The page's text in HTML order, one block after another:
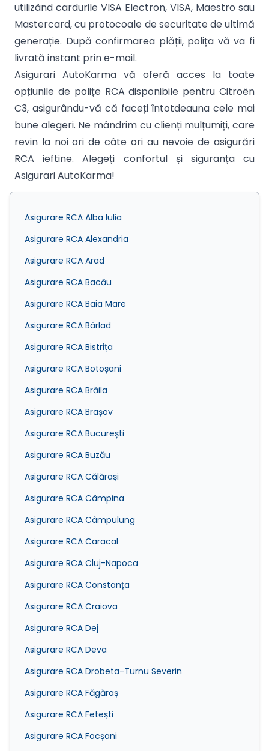
utilizând cardurile VISA Electron, VISA, Maestro sau
Mastercard, cu protocoale de securitate de ultimă
generație. După confirmarea plății, polița vă va fi
livrată instant prin e-mail.
Asigurari AutoKarma vă oferă acces la toate
opțiunile de polițe RCA disponibile pentru Citroën
C3, asigurându-vă că faceți întotdeauna cele mai
bune alegeri. Ne mândrim cu clienți mulțumiți, care
revin la noi ori de câte ori au nevoie de asigurări
RCA ieftine. Alegeți confortul și siguranța cu
Asigurari AutoKarma!
Asigurare RCA Alba Iulia
Asigurare RCA Alexandria
Asigurare RCA Arad
Asigurare RCA Bacău
Asigurare RCA Baia Mare
Asigurare RCA Bârlad
Asigurare RCA Bistrița
Asigurare RCA Botoșani
Asigurare RCA Brăila
Asigurare RCA Brașov
Asigurare RCA București
Asigurare RCA Buzău
Asigurare RCA Călărași
Asigurare RCA Câmpina
Asigurare RCA Câmpulung
Asigurare RCA Caracal
Asigurare RCA Cluj-Napoca
Asigurare RCA Constanța
Asigurare RCA Craiova
Asigurare RCA Dej
Asigurare RCA Deva
Asigurare RCA Drobeta-Turnu Severin
Asigurare RCA Făgăraș
Asigurare RCA Fetești
Asigurare RCA Focșani